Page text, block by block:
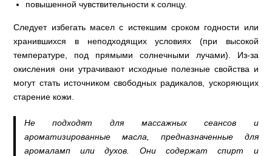
повышенной чувствительности к солнцу.
Следует избегать масел с истекшим сроком годности или
хранившихся в неподходящих условиях (при высокой
температуре, под прямыми солнечными лучами). Из-за
окисления они утрачивают исходные полезные свойства и
могут стать источником свободных радикалов, ускоряющих
старение кожи.
Не подходят для массажных сеансов и
ароматизированные масла, предназначенные для
аромаламп или духов. Они содержат спирт и